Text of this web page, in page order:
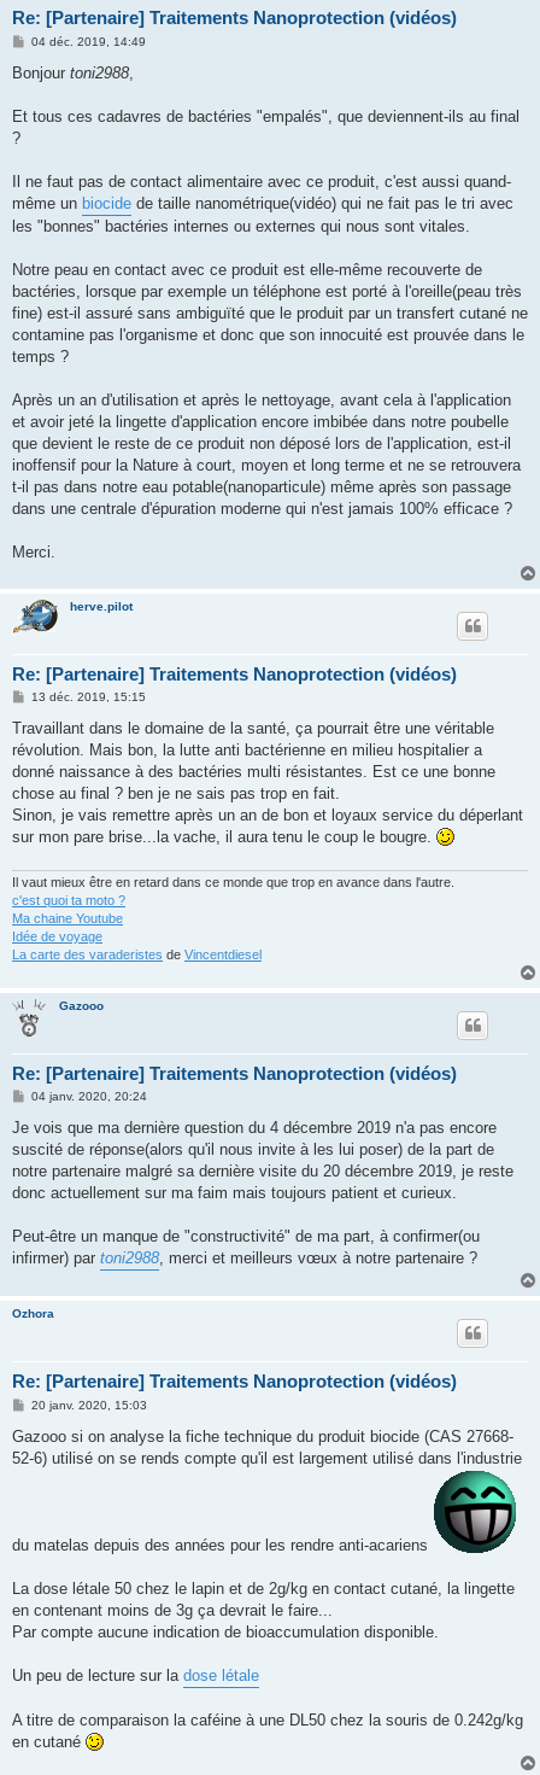
Re: [Partenaire] Traitements Nanoprotection (vidéos)
M
s
g
04 déc. 2019, 14:49
Bonjour toni2988
Et tous ces cadavres de bactéries "empalés", que deviennent-ils au final
?
Il ne faut pas de contact alimentaire avec ce produit, c'est aussi quand-
même un biocide de taille nanométrique(vidéo) qui ne fait pas le tri avec
les "bonnes" bactéries internes ou externes qui nous sont vitales.
Notre peau en contact avec ce produit est elle-même recouverte de
bactéries, lorsque par exemple un téléphone est porté à l'oreille(peau très
fine) est-il assuré sans ambiguïté que le produit par un transfert cutané ne
contamine pas l'organisme et donc que son innocuité est prouvée dans le
temps ?
Après un an d'utilisation et après le nettoyage, avant cela à l'application
et avoir jeté la lingette d'application encore imbibée dans notre poubelle
que devient le reste de ce produit non déposé lors de l'application, est-il
inoffensif pour la Nature à court, moyen et long terme et ne se retrouvera
t-il pas dans notre eau potable(nanoparticule) même après son passage
dans une centrale d'épuration moderne qui n'est jamais 100% efficace ?
Merci.
herve.pilot
Re: [Partenaire] Traitements Nanoprotection (vidéos)
M
s
a
g
13 déc. 2019, 15:15
Travaillant dans le domaine de la santé, ça pourrait être une véritable
révolution. Mais bon, la lutte anti bactérienne en milieu hospitalier a
donné naissance à des bactéries multi résistantes. Est ce une bonne
chose au final ? ben je ne sais pas trop en fait.
Sinon, je vais remettre après un an de bon et loyaux service du déperlant
sur mon pare brise...la vache, il aura tenu le coup le bougre.
Il vaut mieux être en retard dans ce monde que trop en avance dans l'autre.
c'est quoi ta moto ?
Ma chaine Youtube
Idée de voyage
La carte des varaderistes de Vincentdiesel
Gazooo
Re: [Partenaire] Traitements Nanoprotection (vidéos)
M
s
a
g
04 janv. 2020, 20:24
Je vois que ma dernière question du 4 décembre 2019 n'a pas encore
suscité de réponse(alors qu'il nous invite à les lui poser) de la part de
notre partenaire malgré sa dernière visite du 20 décembre 2019, je reste
donc actuellement sur ma faim mais toujours patient et curieux.
Peut-être un manque de "constructivité" de ma part, à confirmer(ou
infirmer) par toni2988, merci et meilleurs vœux à notre partenaire ?
Ozhora
Re: [Partenaire] Traitements Nanoprotection (vidéos)
M
s
a
20 janv. 2020, 15:03
Gazooo si on analyse la fiche technique du produit biocide (CAS 27668-
52-6) utilisé on se rends compte qu'il est largement utilisé dans l'industrie
du matelas depuis des années pour les rendre anti-acariens
La dose létale 50 chez le lapin et de 2g/kg en contact cutané, la lingette
en contenant moins de 3g ça devrait le faire...
Par compte aucune indication de bioaccumulation disponible.
Un peu de lecture sur la dose létale
A titre de comparaison la caféine à une DL50 chez la souris de 0.242g/kg
en cutané